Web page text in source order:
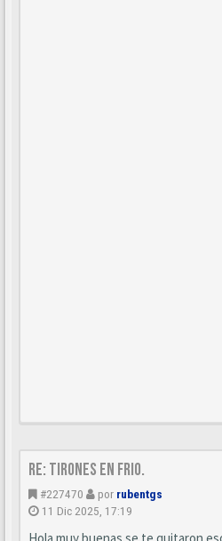
Re: Tirones en frio.
#227470 por rubentgs
11 Dic 2025, 17:19